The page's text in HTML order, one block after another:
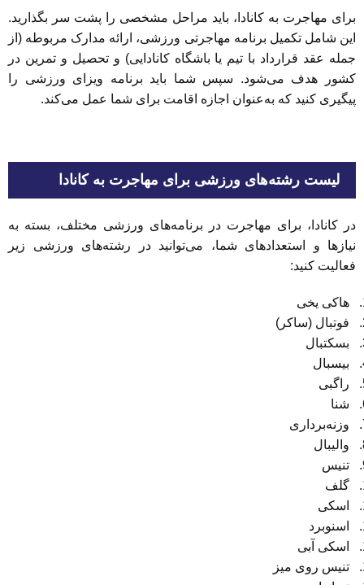
برای مهاجرت به کانادا، باید مراحل مشخصی را پشت سر بگذارید.
این شامل تکمیل برنامه مهاجرتی ورزشی، ارائه مدارک مربوطه (از
جمله عقد قرارداد با تیم یا باشگاه کانادایی) و تحصیل و تمرین در
کشور هدف می‌شود. سپس شما باید برنامه ویزای ورزشی را
پیگیری کنید که به‌عنوان اجازه اقامت برای شما عمل می‌کند.
لیست رشته‌های ورزشی برای مهاجرت به کانادا
در کانادا، برای مهاجرت در برنامه‌های ورزشی مختلف، بسته به
نیازها و استعدادهای شما، می‌توانید در رشته‌های ورزشی زیر
فعالیت کنید:
هاکی یخی
فوتبال (ساکر)
بسکتبال
بیسبال
راگبی
شنا
وزنه‌برداری
والیبال
تنیس
گلف
اسکی
اسنوبرد
اسکی آبی
تنیس روی میز